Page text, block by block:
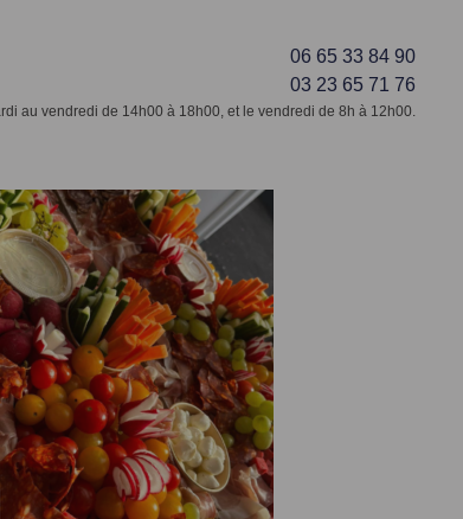
06 65 33 84 90
03 23 65 71 76
au vendredi de 14h00 à 18h00, et le vendredi de 8h à 12h00.